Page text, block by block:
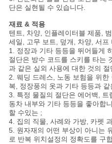
PRIVACY
POLICY
단은 실현될 수 있습니다.
재료 & 적용
텐트, 차양, 인플레이터블 제품,
세일, 고무 보트, 덮개, 차양, 서프
1. 정장과 기타 등등을 뛰어들게
절단은 방수 코드를 스키를 타는
과 같은 실외 사용에 대한 것의 절
2. 웨딩 드레스, 노동 보험을 위한
복, 정장풍의 옷과 기타 등등과
3. 특정 물질의 절단은 에어백,
동차 내부와 기타 등등을 좋아합
할 수있는 ;
4. 집의 직물, 사례와 가방, 카펫
5. 원자재의 어떤 부상이 아니는
로 반복 위치설정의 정확도를 구